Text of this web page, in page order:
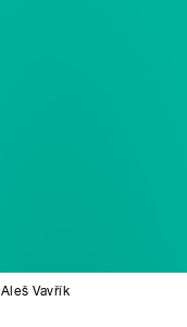
Aleš Vavřík